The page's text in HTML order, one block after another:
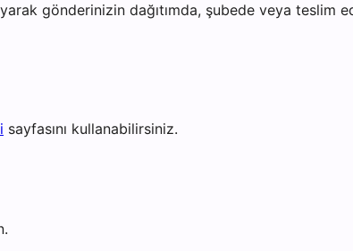
gönderinizin dağıtımda, şubede veya teslim
sayfasını kullanabilirsiniz.